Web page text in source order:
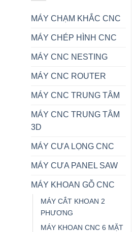
MÁY CHẠM KHẮC CNC
MÁY CHÉP HÌNH CNC
MÁY CNC NESTING
MÁY CNC ROUTER
MÁY CNC TRUNG TÂM
MÁY CNC TRUNG TÂM
3D
MÁY CƯA LỌNG CNC
MÁY CƯA PANEL SAW
MÁY KHOAN GỖ CNC
MÁY CẮT KHOAN 2
PHƯƠNG
MÁY KHOAN CNC 6 MẶT